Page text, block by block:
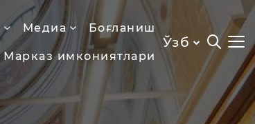
Медиа Боғланиш
Марказ имкониятлари
Ўзб